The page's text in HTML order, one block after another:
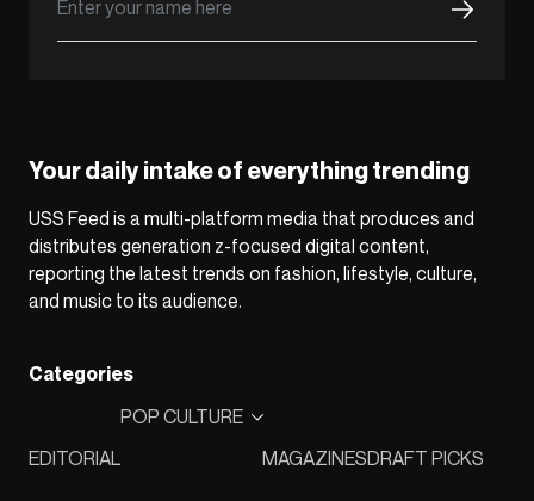
Your daily intake of everything trending
USS Feed is a multi-platform media that produces and
distributes generation z-focused digital content,
reporting the latest trends on fashion, lifestyle, culture,
and music to its audience.
Categories
EDITORIAL
POP CULTURE
MAGAZINESDRAFT PICKS